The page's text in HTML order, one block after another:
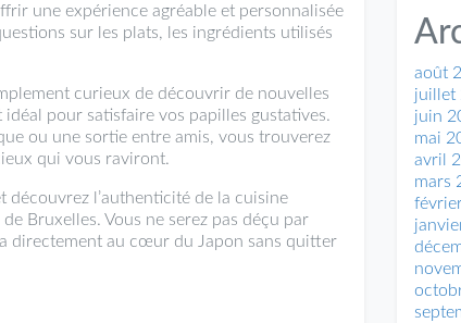
une expérience agréable et personnalisée
sur les plats, les ingrédients utilisés
curieux de découvrir de nouvelles
pour satisfaire vos papilles gustatives.
ou une sortie entre amis, vous trouverez
qui vous raviront.
l’authenticité de la cuisine
Bruxelles. Vous ne serez pas déçu par
directement au cœur du Japon sans quitter
août
juillet
juin
mai
avril
mars